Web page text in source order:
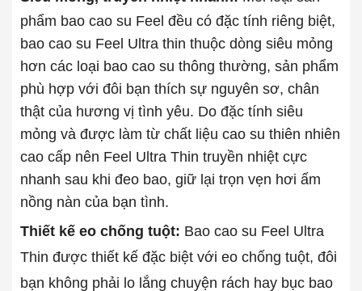
phẩm bao cao su Feel đều có đặc tính riêng biệt,
bao cao su Feel Ultra thin thuộc dòng siêu mỏng
hơn các loại bao cao su thông thường, sản phẩm
phù hợp với đôi bạn thích sự nguyên sơ, chân
thật của hương vị tình yêu. Do đặc tính siêu
mỏng và được làm từ chất liệu cao su thiên nhiên
cao cấp nên Feel Ultra Thin truyền nhiệt cực
nhanh sau khi đeo bao, giữ lại trọn vẹn hơi ấm
nồng nàn của bạn tình.
Thiết kế eo chống tuột: Bao cao su Feel Ultra
Thin được thiết kế đặc biệt với eo chống tuột, đôi
bạn không phải lo lắng chuyện rách hay bục bao